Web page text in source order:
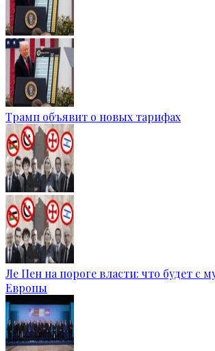
Трамп объявит о новых тарифах
Ле Пен на пороге власти: что будет с
Европы